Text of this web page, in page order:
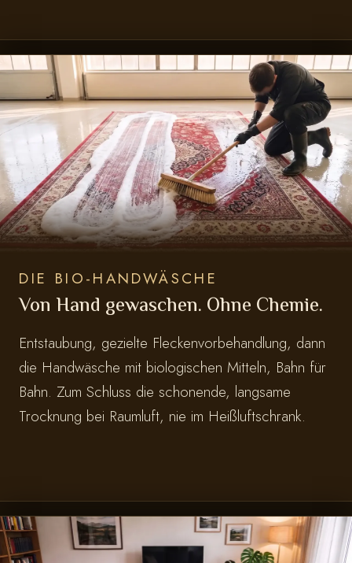
DIE BIO-HANDWÄSCHE
Von Hand gewaschen. Ohne Chemie.
Entstaubung, gezielte Fleckenvorbehandlung, dann
die Handwäsche mit biologischen Mitteln, Bahn für
Bahn. Zum Schluss die schonende, langsame
Trocknung bei Raumluft, nie im Heißluftschrank.